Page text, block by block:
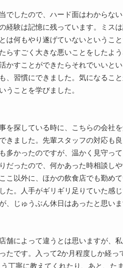
でしたので、ハード面はわからな
経験は記憶に残っています。ミス
は何もやり遂げていないというこ
らすごく大きな悪いことをしたよ
かすことができたらそれでいいと
、習慣にできました。気になるこ
うことを学びました。
を探している時に、こちらの会社
きました。先輩スタッフの対応も
多かったのですが、温かく見守っ
だったので、何かあった時相談し
こ以外に、ほかの飲食店でも勤め
た。人手がギリギリ足りていた感
、じゅうぶん休日はあったと思いま
舗によって違うとは思いますが、
たです。入って2か月程度しか経っ
丁寧に教えてくれたり、あと、た